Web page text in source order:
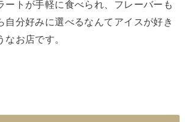
ートが手軽に食べられ、フレーバーも
自分好みに選べるなんてアイスが好き
お店です。